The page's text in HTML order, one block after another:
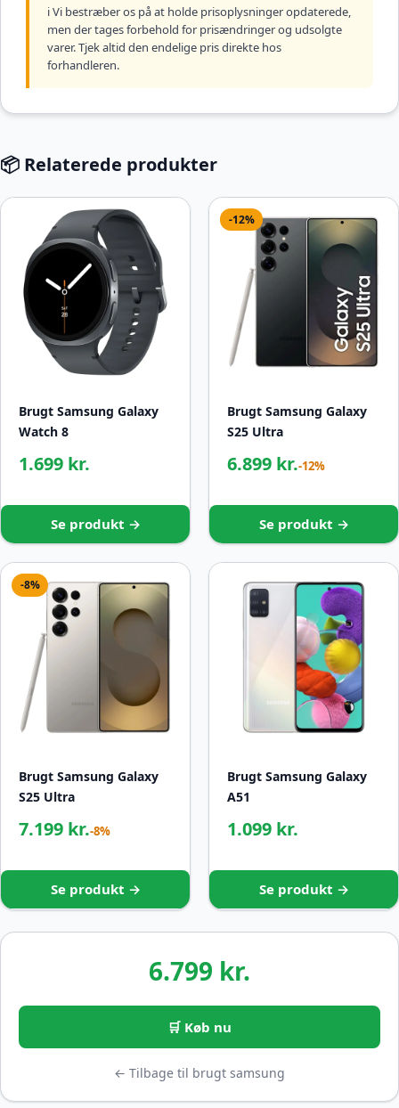
ℹ️ Vi bestræber os på at holde prisoplysninger opdaterede,
men der tages forbehold for prisændringer og udsolgte
varer. Tjek altid den endelige pris direkte hos
forhandleren.
📦 Relaterede produkter
Brugt Samsung Galaxy
Watch 8
1.699 kr.
Se produkt →
-12%
Brugt Samsung Galaxy
S25 Ultra
6.899 kr.-12%
Se produkt →
-8%
Brugt Samsung Galaxy
S25 Ultra
7.199 kr.-8%
Se produkt →
Brugt Samsung Galaxy
A51
1.099 kr.
Se produkt →
6.799 kr.
🛒 Køb nu
← Tilbage til brugt samsung